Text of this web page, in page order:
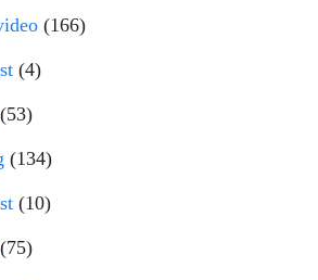
(166)
(4)
(53)
(134)
(10)
(75)